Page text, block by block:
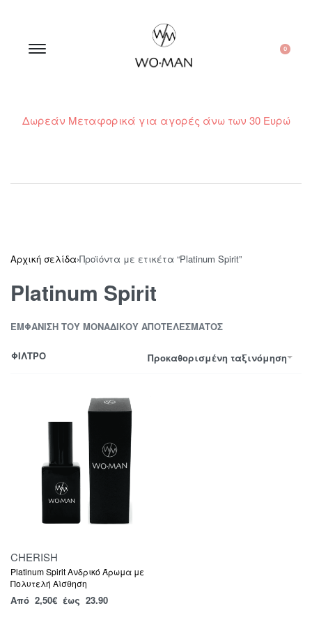
0
Δωρεάν Μεταφορικά για αγορές άνω των 30 Ευρώ
Αρχική σελίδα›Προϊόντα με ετικέτα “Platinum Spirit”
Platinum Spirit
ΕΜΦΆΝΙΣΗ ΤΟΥ ΜΟΝΑΔΙΚΟΎ ΑΠΟΤΕΛΈΣΜΑΤΟΣ
Προκαθορισμένη ταξινόμηση
ΦΙΛΤΡΟ
CHERISH
Platinum Spirit Ανδρικό Άρωμα με
Πολυτελή Αίσθηση
Από 2,50€ έως 23.90